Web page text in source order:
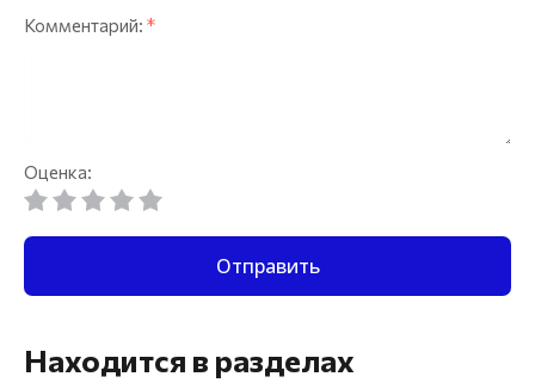
Комментарий: *
Оценка:
Отправить
Находится в разделах